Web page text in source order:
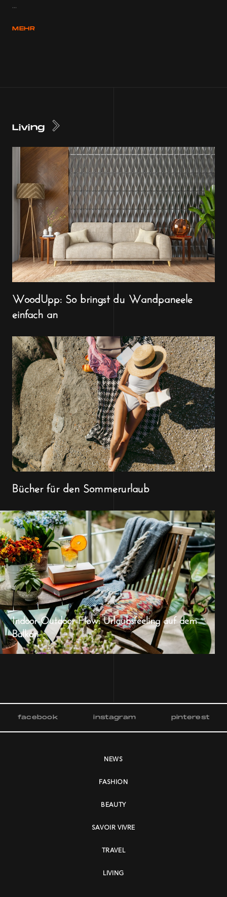
...
MEHR
Living
WoodUpp: So bringst du Wandpaneele
einfach an
Bücher für den Sommerurlaub
Indoor-Outdoor-Flow: Urlaubsfeeling auf dem
Balkon
facebook instagram pinterest
NEWS
FASHION
BEAUTY
SAVOIR VIVRE
TRAVEL
LIVING